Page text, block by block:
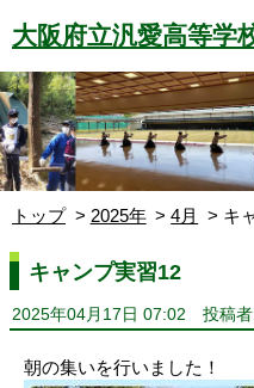
大阪府立汎愛高等学
トップ 2025年 4月 キ
キャンプ実習12
2025年04月17日 07:02 投稿
朝の集いを行いました！